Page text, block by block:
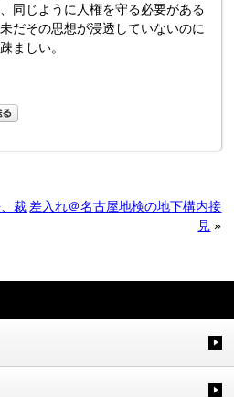
同じように人権を守る必要がある
だその思想が浸透していないのに
ましい。
裁 差入れ＠名古屋地検の地下構内接
見 »